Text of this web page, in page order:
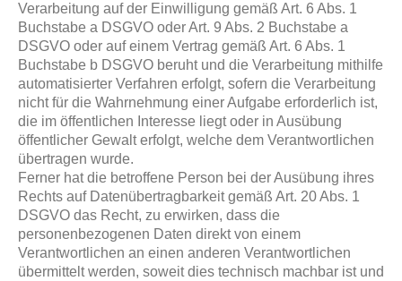
Verarbeitung auf der Einwilligung gemäß Art. 6 Abs. 1
Buchstabe a DSGVO oder Art. 9 Abs. 2 Buchstabe a
DSGVO oder auf einem Vertrag gemäß Art. 6 Abs. 1
Buchstabe b DSGVO beruht und die Verarbeitung mithilfe
automatisierter Verfahren erfolgt, sofern die Verarbeitung
nicht für die Wahrnehmung einer Aufgabe erforderlich ist,
die im öffentlichen Interesse liegt oder in Ausübung
öffentlicher Gewalt erfolgt, welche dem Verantwortlichen
übertragen wurde.
Ferner hat die betroffene Person bei der Ausübung ihres
Rechts auf Datenübertragbarkeit gemäß Art. 20 Abs. 1
DSGVO das Recht, zu erwirken, dass die
personenbezogenen Daten direkt von einem
Verantwortlichen an einen anderen Verantwortlichen
übermittelt werden, soweit dies technisch machbar ist und